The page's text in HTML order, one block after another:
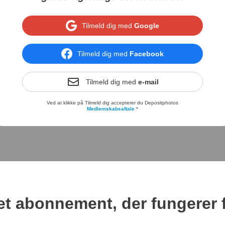
Tilmeld dig med Google
Tilmeld dig med Facebook
Tilmeld dig med e-mail
Ved at klikke på Tilmeld dig accepterer du Depositphotos
Medlemskabsaftale *
abonnement, der fungerer